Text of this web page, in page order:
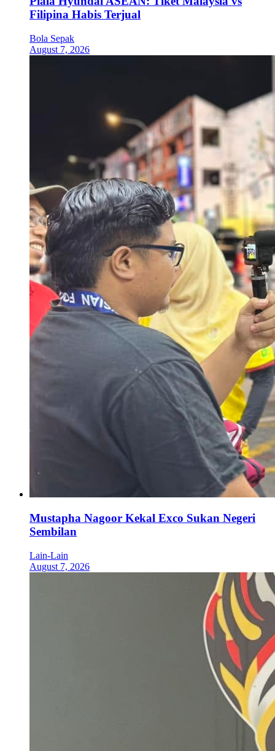
Filipina Habis Terjual
Bola Sepak
August 7, 2026
Mustapha Nagoor Kekal Exco Sukan Negeri
Sembilan
Lain-Lain
August 7, 2026